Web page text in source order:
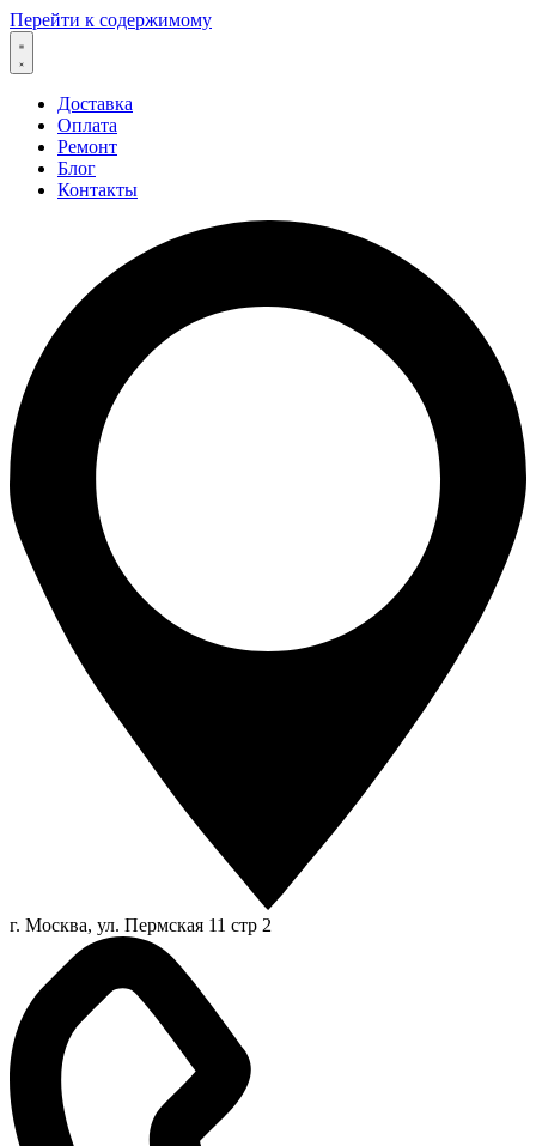
Перейти к содержимому
Доставка
Оплата
Ремонт
Блог
Контакты
г. Москва, ул. Пермская 11 стр 2